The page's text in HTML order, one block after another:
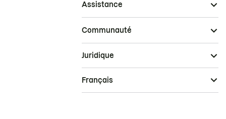
Assistance
Communauté
Juridique
Français